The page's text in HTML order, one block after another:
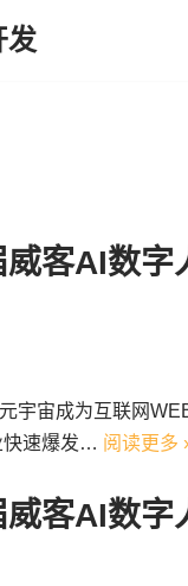
发
客AI数字
宇宙成为互联网
快速爆发… 阅读更多
客AI数字